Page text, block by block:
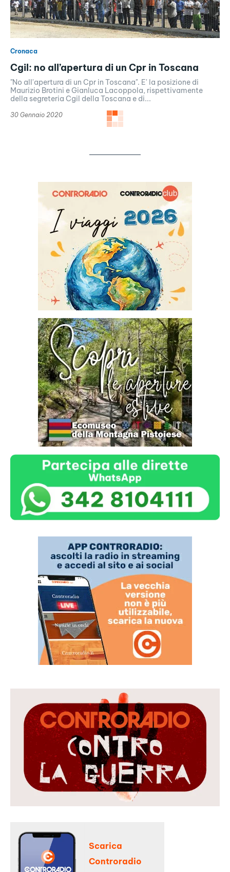
Cronaca
Cgil: no all’apertura di un Cpr in Toscana
"No all'apertura di un Cpr in Toscana". E' la posizione di
Maurizio Brotini e Gianluca Lacoppola, rispettivamente
della segreteria Cgil della Toscana e di...
30 Gennaio 2020
Scarica
Controradio